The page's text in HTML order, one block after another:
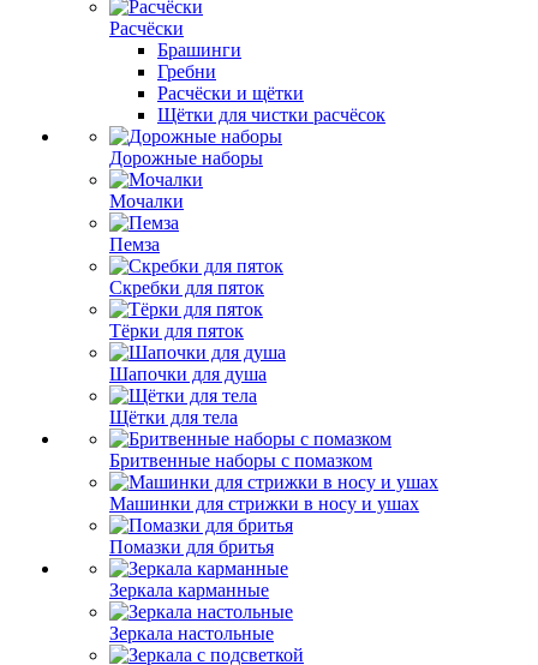
Расчёски
Брашинги
Гребни
Расчёски и щётки
Щётки для чистки расчёсок
Дорожные наборы
Мочалки
Пемза
Скребки для пяток
Тёрки для пяток
Шапочки для душа
Щётки для тела
Бритвенные наборы с помазком
Машинки для стрижки в носу и ушах
Помазки для бритья
Зеркала карманные
Зеркала настольные